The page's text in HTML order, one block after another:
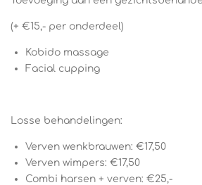
(+ €15,- per onderdeel)
Kobido massage
Facial cupping
Losse behandelingen:
Verven wenkbrauwen: €17,50
Verven wimpers: €17,50
Combi harsen + verven: €25,-